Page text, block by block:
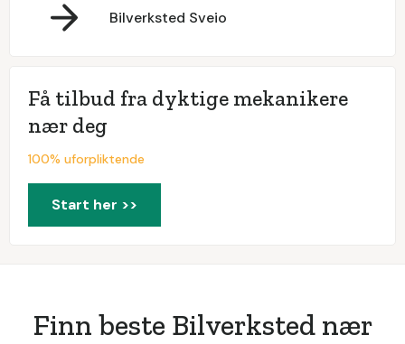
Bilverksted Sveio
Få tilbud fra dyktige mekanikere
nær deg
100% uforpliktende
Start her >>
Finn beste Bilverksted nær